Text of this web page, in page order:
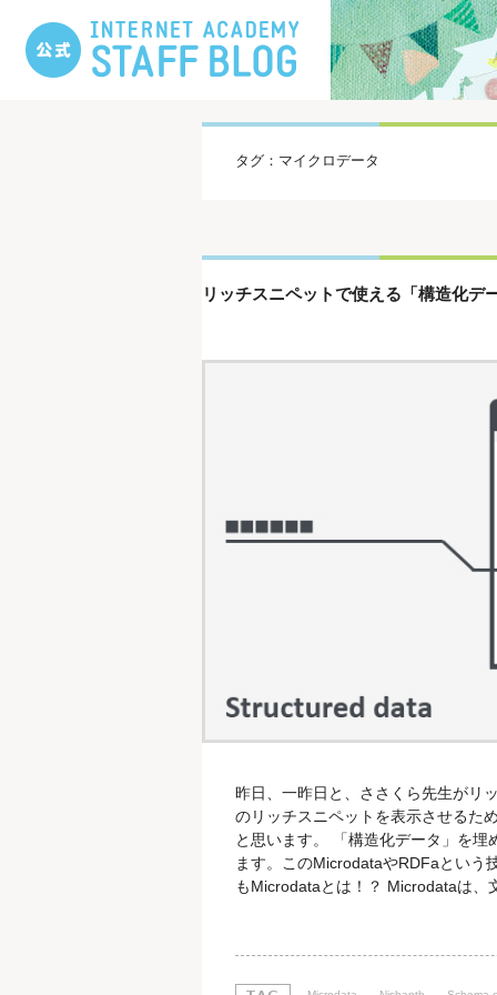
タグ：マイクロデータ
リッチスニペットで使える「構造化
昨日、一昨日と、ささくら先生がリ
のリッチスニペットを表示させるた
と思います。 「構造化データ」を
ます。このMicrodataやRDFaという
もMicrodataとは！？ Microdataは、
「2015年4月9日」という日付が
せん。しかし